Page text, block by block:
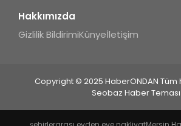
Hakkımızda
Gizlilik BildirimiKünyeİletişim
Copyright © 2025 HaberONDAN Tüm
Seobaz Haber Teması